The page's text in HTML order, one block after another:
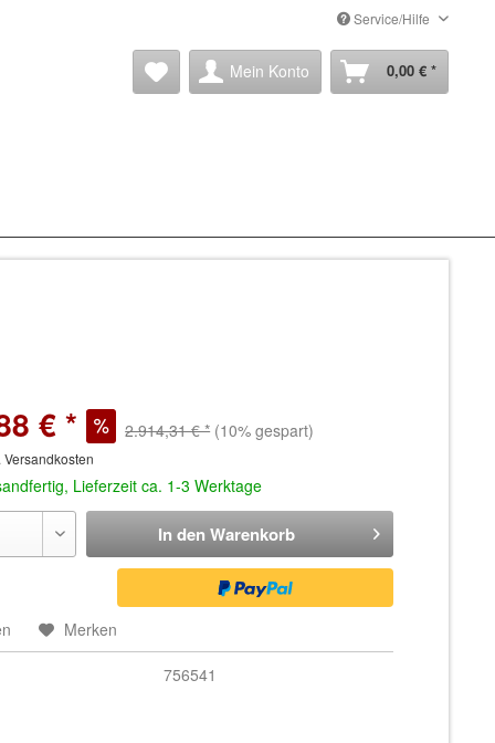
Service/Hilfe
Mein Konto 0,00 € *
€ * 2.914,31 € * (10% gespart)
Versandkosten
Lieferzeit ca. 1-3 Werktage
In den Warenkorb
Merken
756541